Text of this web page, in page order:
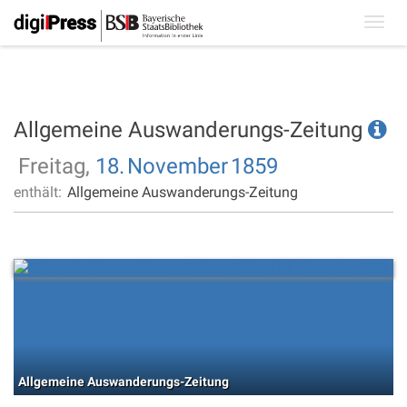
Allgemeine Auswanderungs-Zeitung
Freitag, 18. November1859
enthält: Allgemeine Auswanderungs-Zeitung
Allgemeine Auswanderungs-Zeitung